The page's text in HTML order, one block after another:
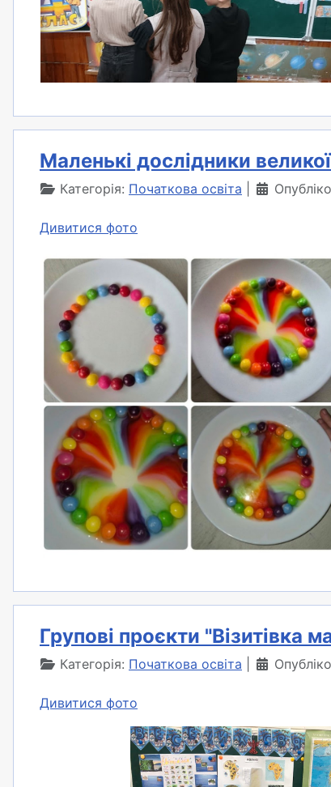
Маленькі дослідники
Категорія: Початкова освіта
Дивитися фото
Групові проєкти "Візитівка
Категорія: Початкова освіта
Дивитися фото